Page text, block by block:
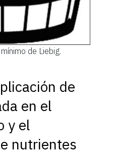
de Liebig.
de
en el
y el
nutrientes